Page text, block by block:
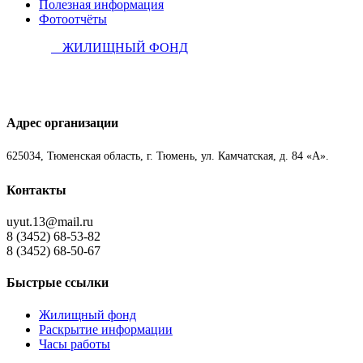
Полезная информация
Фотоотчёты
ЖИЛИЩНЫЙ ФОНД
Адрес организации
625034, Тюменская область, г. Тюмень, ул. Камчатская, д. 84 «А».
Контакты
uyut.13@mail.ru
8 (3452) 68-53-82
8 (3452) 68-50-67
Быстрые ссылки
Жилищный фонд
Раскрытие информации
Часы работы